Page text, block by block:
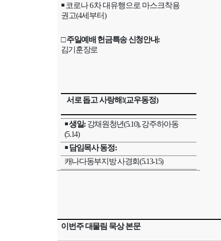
￭ 코로나6차 대유행으로 마스크착용
권고(4세부터)
□주일예배 헌금특송 신청안내:
김기훈장로
서로 돕고 사랑해!(교우동정)
￭생일: 강채원청년(5.10),강주하아동
(5.14)
￭담임목사 동정:
캐나다동부지방 사경회(5.13-15)
이번주 대물림 묵상 본문